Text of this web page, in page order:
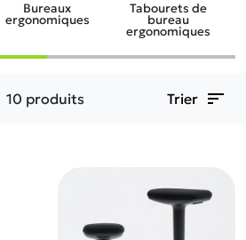
Bureaux
ergonomiques
Tabourets de
bureau
ergonomiques
10 produits Trier sort